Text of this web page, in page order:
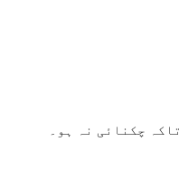
چکنائی نہ ہو۔